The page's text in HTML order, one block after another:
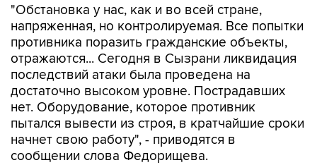
"Обстановка у нас, как и во всей стране,
напряженная, но контролируемая. Все попытки
противника поразить гражданские объекты,
отражаются... Сегодня в Сызрани ликвидация
последствий атаки была проведена на
достаточно высоком уровне. Пострадавших
нет. Оборудование, которое противник
пытался вывести из строя, в кратчайшие сроки
начнет свою работу", - приводятся в
сообщении слова Федорищева.